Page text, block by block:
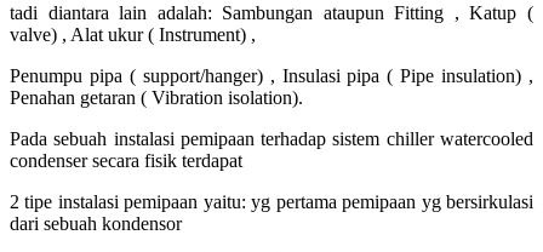
tadi diantara lain adalah: Sambungan ataupun Fitting , Katup (
valve) , Alat ukur ( Instrument) ,
Penumpu pipa ( support/hanger) , Insulasi pipa ( Pipe insulation) ,
Penahan getaran ( Vibration isolation).
Pada sebuah instalasi pemipaan terhadap sistem chiller watercooled
condenser secara fisik terdapat
2 tipe instalasi pemipaan yaitu: yg pertama pemipaan yg bersirkulasi
dari sebuah kondensor